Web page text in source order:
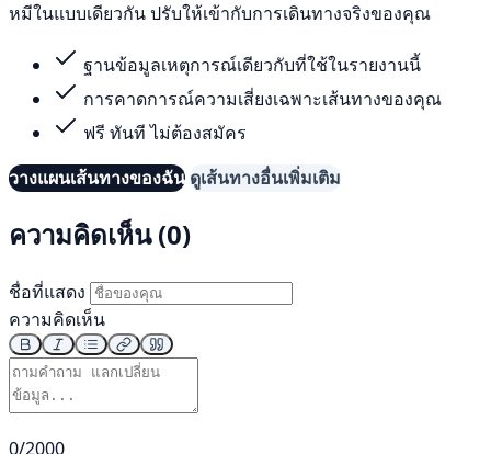
หมีในแบบเดียวกัน ปรับให้เข้ากับการเดินทางจริงของคุณ
ฐานข้อมูลเหตุการณ์เดียวกับที่ใช้ในรายงานนี้
การคาดการณ์ความเสี่ยงเฉพาะเส้นทางของคุณ
ฟรี ทันที ไม่ต้องสมัคร
วางแผนเส้นทางของฉัน ดูเส้นทางอื่นเพิ่มเติม
ความคิดเห็น (0)
ชื่อที่แสดง
ความคิดเห็น
0/2000